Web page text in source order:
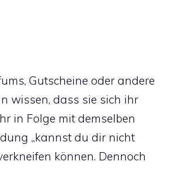
Gutscheine oder andere
wissen, dass sie sich ihr
in Folge mit demselben
„kannst du dir nicht
können. Dennoch